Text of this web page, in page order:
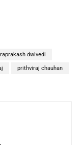
dwivedi
prithviraj chauhan